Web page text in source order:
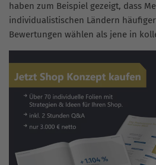
haben zum Beispiel gezeigt, dass
individualistischen Ländern
Bewertungen wählen als jene in